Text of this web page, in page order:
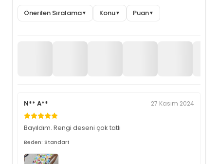
Önerilen Sıralama▼ Konu▼ Puan▼
N** A** 27 Kasım 2024
Bayıldım. Rengi deseni çok tatlı
Beden: Standart